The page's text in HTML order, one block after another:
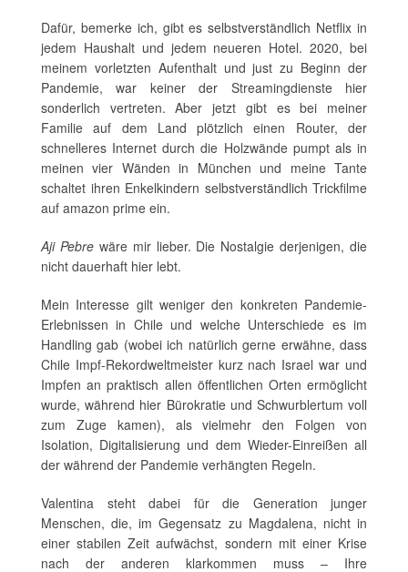
Dafür, bemerke ich, gibt es selbstverständlich Netflix in
jedem Haushalt und jedem neueren Hotel. 2020, bei
meinem vorletzten Aufenthalt und just zu Beginn der
Pandemie, war keiner der Streamingdienste hier
sonderlich vertreten. Aber jetzt gibt es bei meiner
Familie auf dem Land plötzlich einen Router, der
schnelleres Internet durch die Holzwände pumpt als in
meinen vier Wänden in München und meine Tante
schaltet ihren Enkelkindern selbstverständlich Trickfilme
auf amazon prime ein.
Aji Pebrewäre mir lieber. Die Nostalgie derjenigen, die
nicht dauerhaft hier lebt.
Mein Interesse gilt weniger den konkreten Pandemie-
Erlebnissen in Chile und welche Unterschiede es im
Handling gab (wobei ich natürlich gerne erwähne, dass
Chile Impf-Rekordweltmeister kurz nach Israel war und
Impfen an praktisch allen öffentlichen Orten ermöglicht
wurde, während hier Bürokratie und Schwurblertum voll
zum Zuge kamen), als vielmehr den Folgen von
Isolation, Digitalisierung und dem Wieder-Einreißen all
der während der Pandemie verhängten Regeln.
Valentina steht dabei für die Generation junger
Menschen, die, im Gegensatz zu Magdalena, nicht in
einer stabilen Zeit aufwächst, sondern mit einer Krise
nach der anderen klarkommen muss – Ihre